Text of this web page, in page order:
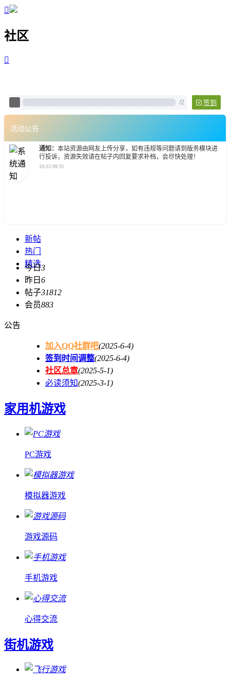

社区

Pixtech 社区 - 云计算、Linux
/2 签到
活动公告
通知： 本站资源由网友上传分享，如有违规等问题请到版务模块进
行投诉，资源失效请在帖子内回复要求补档，会尽快处理！
10-23 09:31
新帖
热门
精选
今日3
昨日 6
帖子31812
会员883
公告
加入QQ社群吧(2025-6-4)
签到时间调整(2025-6-4)
社区总章(2025-5-1)
必读须知(2025-3-1)
家用机游戏
PC游戏
模拟器游戏
游戏源码
手机游戏
心得交流
街机游戏